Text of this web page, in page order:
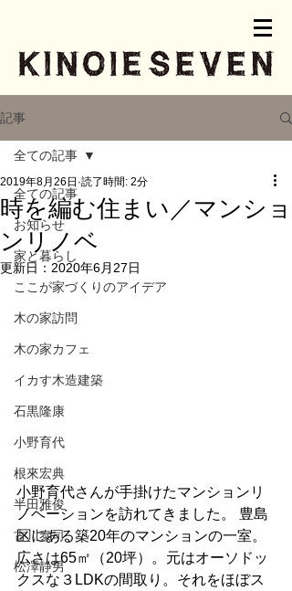
記事
全ての記事
お知らせ
家と暮らし
ここが家づくりのアイデア
木の家訪問
木の家カフェ
イカす木造建築
石黒隆康
小野育代
根來宏典
半田雅俊
古川泰司
松澤静男
全ての記事
時を編む住まい／マンショ
ンリノベ
2019年8月26日 読了時間: 2分
更新日： 2020年6月27日
小野育代さんが手掛けたマンションリ
ノベーションを訪れてきました。 豊島
区にある築20年のマンションの一室。
広さは65㎡（20坪）。元はオーソドッ
クスな３LDKの間取り。それをほぼス